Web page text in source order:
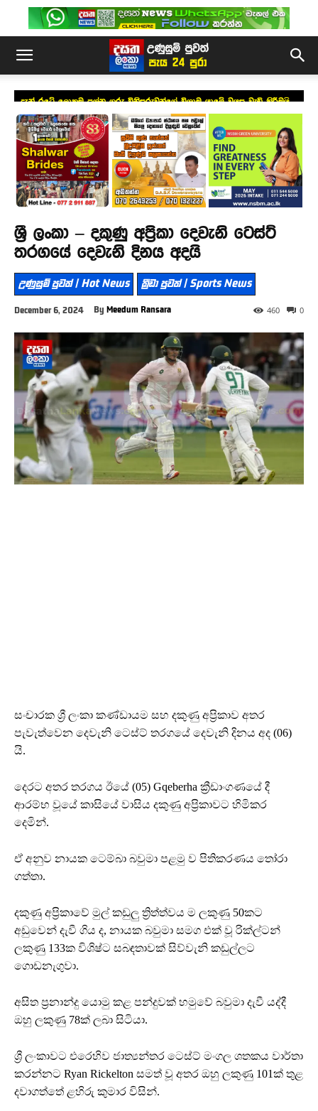
දැන් රටේ ලොකුම ප්‍රශ්න ගරු විනිසුරුවන්ගේ විශ්‍රාම යාමේ වයස වැඩි කිරීමයි –
සජිත්
ශ්‍රී ලංකා – දකුණු අප්‍රිකා දෙවැනි ටෙස්ට්
තරගයේ දෙවැනි දිනය අදයි
උණුසුම් පුවත් | Hot News ක්‍රීඩා පුවත් | Sports News
December 6, 2024 By Meedum Ransara 0
460
සංචාරක ශ්‍රී ලංකා කණ්ඩායම සහ දකුණු අප්‍රිකාව අතර
පැවැත්වෙන දෙවැනි ටෙස්ට් තරගයේ දෙවැනි දිනය අද (06)
යි.
දෙරට අතර තරගය ඊයේ (05) Gqeberha ක්‍රීඩාංගණයේ දී
ආරම්භ වූයේ කාසියේ වාසිය දකුණු අප්‍රිකාවට හිමිකර
දෙමින්.
ඒ අනුව නායක ටෙම්බා බවුමා පළමු ව පිතිකරණය තෝරා
ගත්තා.
දකුණු අප්‍රිකාවේ මුල් කඩුලු ත්‍රිත්ත්වය ම ලකුණු 50කට
අඩුවෙන් දැවී ගිය ද, නායක බවුමා සමග එක් වූ රික්ල්ටන්
ලකුණු 133ක විශිෂ්ට සබඳතාවක් සිව්වැනි කඩුල්ලට
ගොඩනැගුවා.
අසිත ප්‍රනාන්දු යොමු කළ පන්දුවක් හමුවේ බවුමා දැවී යද්දී
ඔහු ලකුණු 78ක් ලබා සිටියා.
ශ්‍රී ලංකාවට එරෙහිව ජාත්‍යන්තර ටෙස්ට් මංගල ශතකය වාර්තා
කරන්නට Ryan Rickelton සමත් වූ අතර ඔහු ලකුණු 101ක් තුළ
දවාගත්තේ ළහිරු කුමාර විසින්.